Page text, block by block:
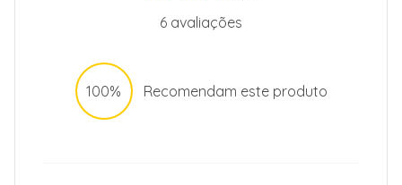
6 avaliações
100% Recomendam este produto